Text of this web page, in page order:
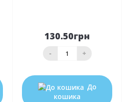
130.50грн
- +
До
кошика